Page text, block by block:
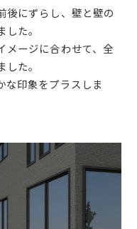
後にずらし、壁と壁の
た。
メージに合わせて、全
た。
な印象をプラスしま